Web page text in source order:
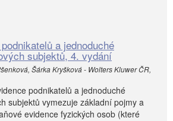
a jednoduché
subjektů, 4. vydání
Šárka Kryšková - Wolters Kluwer ČR,
podnikatelů a jednoduché
subjektů vymezuje základní pojmy a
evidence fyzických osob (které